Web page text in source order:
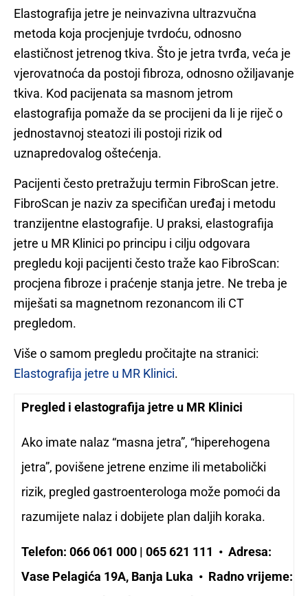
Elastografija jetre je neinvazivna ultrazvučna
metoda koja procjenjuje tvrdoću, odnosno
elastičnost jetrenog tkiva. Što je jetra tvrđa, veća je
vjerovatnoća da postoji fibroza, odnosno ožiljavanje
tkiva. Kod pacijenata sa masnom jetrom
elastografija pomaže da se procijeni da li je riječ o
jednostavnoj steatozi ili postoji rizik od
uznapredovalog oštećenja.
Pacijenti često pretražuju termin FibroScan jetre.
FibroScan je naziv za specifičan uređaj i metodu
tranzijentne elastografije. U praksi, elastografija
jetre u MR Klinici po principu i cilju odgovara
pregledu koji pacijenti često traže kao FibroScan:
procjena fibroze i praćenje stanja jetre. Ne treba je
miješati sa magnetnom rezonancom ili CT
pregledom.
Više o samom pregledu pročitajte na stranici:
Elastografija jetre u MR Klinici.
Pregled i elastografija jetre u MR Klinici
Ako imate nalaz “masna jetra”, “hiperehogena
jetra”, povišene jetrene enzime ili metabolički
rizik, pregled gastroenterologa može pomoći da
razumijete nalaz i dobijete plan daljih koraka.
Telefon: 066 061 000 | 065 621 111 • Adresa:
Vase Pelagića 19A, Banja Luka • Radno vrijeme: